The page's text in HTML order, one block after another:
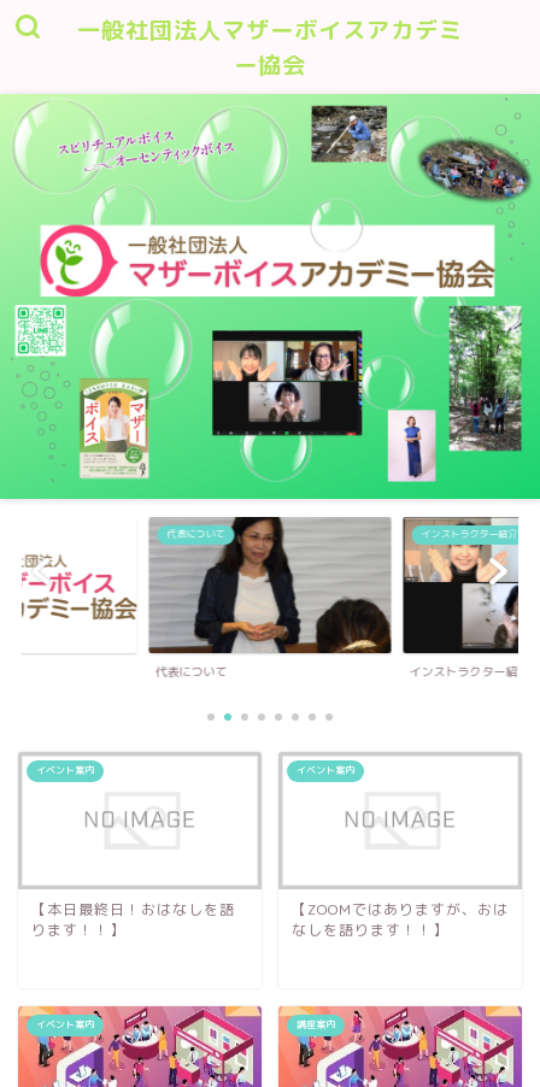
一般社団法人マザーボイスアカデミ
ー協会
代表について
代表について
インストラクター紹介
インストラクター紹介
イベント案内
【本日最終日！おはなしを語
ります！！】
イベント案内
【ZOOMではありますが、おは
なしを語ります！！】
イベント案内 講座案内